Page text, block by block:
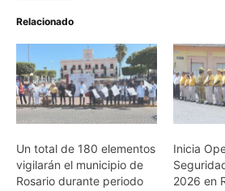
Relacionado
Un total de 180 elementos
vigilarán el municipio de
Rosario durante periodo
Inicia
2026 en